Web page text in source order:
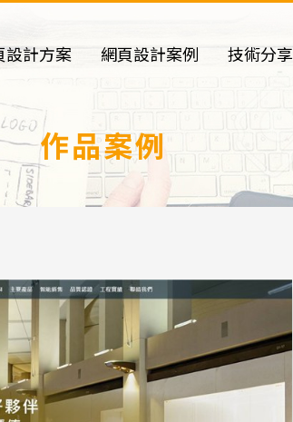
設計方案 網頁設計案例 技術分享
作品案例